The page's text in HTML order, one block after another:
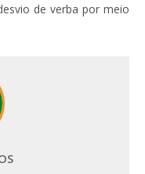
de verba por meio